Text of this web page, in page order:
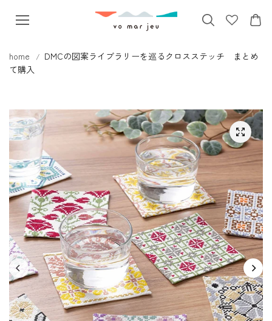
キップ
home
DMCの図案ライブラリーを巡るクロスステッチ まとめ
て購入